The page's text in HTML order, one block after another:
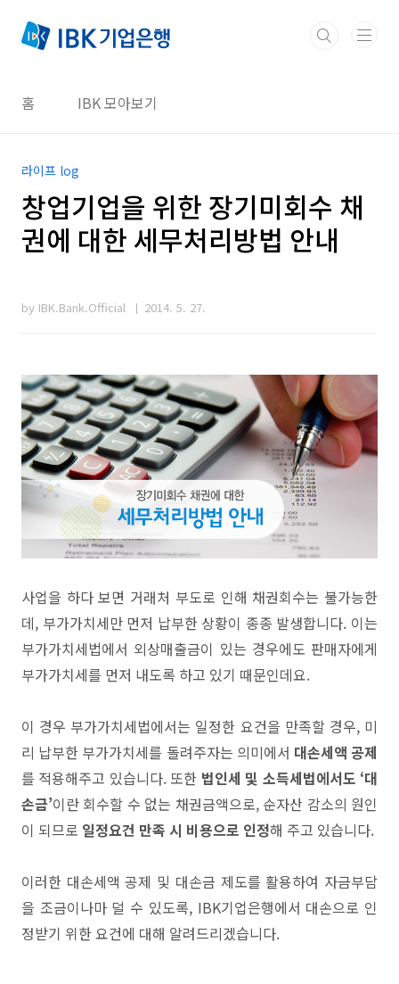
홈 IBK 모아보기
라이프 log
창업기업을 위한 장기미회수 채
권에 대한 세무처리방법 안내
by IBK.Bank.Official 2014. 5. 27.
사업을 하다 보면 거래처 부도로 인해 채권회수는 불가능한
데, 부가가치세만 먼저 납부한 상황이 종종 발생합니다. 이는
부가가치세법에서 외상매출금이 있는 경우에도 판매자에게
부가가치세를 먼저 내도록 하고 있기 때문인데요.
이 경우 부가가치세법에서는 일정한 요건을 만족할 경우, 미
리 납부한 부가가치세를 돌려주자는 의미에서 대손세액 공제
를 적용해주고 있습니다. 또한 법인세 및 소득세법에서도 ‘대
손금’이란 회수할 수 없는 채권금액으로, 순자산 감소의 원인
이 되므로 일정요건 만족 시 비용으로 인정해 주고 있습니다.
이러한 대손세액 공제 및 대손금 제도를 활용하여 자금부담
을 조금이나마 덜 수 있도록, IBK기업은행에서 대손으로 인
정받기 위한 요건에 대해 알려드리겠습니다.